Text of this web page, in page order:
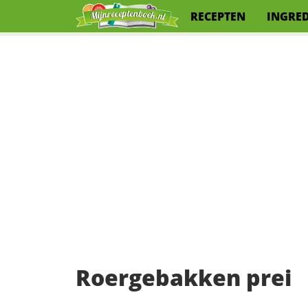
RECEPTEN
Roergebakken prei